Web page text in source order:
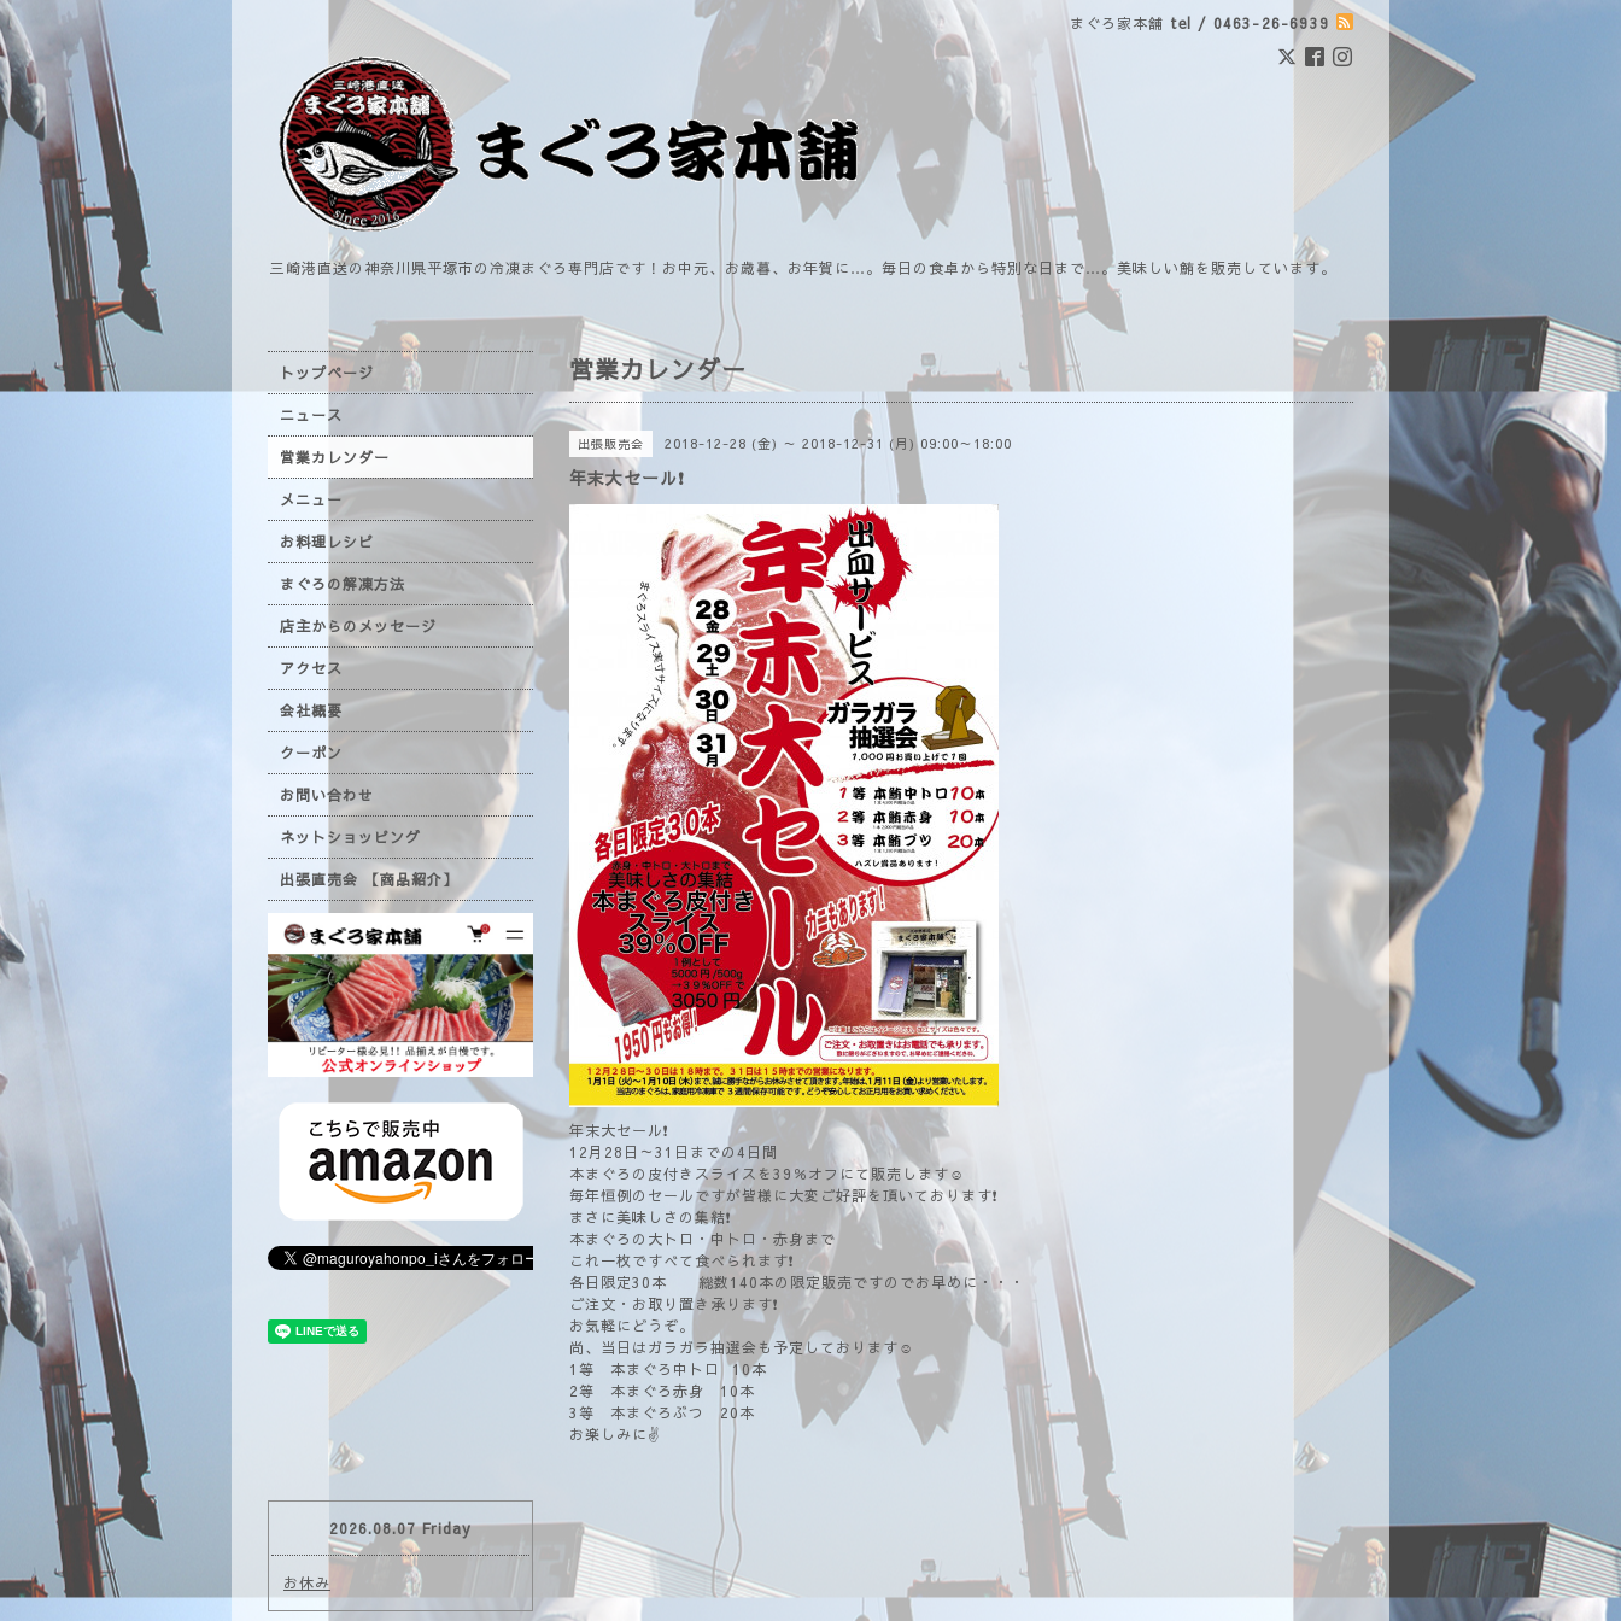
まぐろ家本舗 tel / 0463-26-6939
三崎港直送の神奈川県平塚市の冷凍まぐろ専門店です！お中元、お歳暮、お年賀に…。毎日の食卓から特別な日まで…。美味しい鮪を販売しています。
営業カレンダー
出張販売会 2018-12-28 (金) ～ 2018-12-31 (月) 09:00～18:00
年末大セール❗
年末大セール❗
12月28日～31日までの4日間
本まぐろの皮付きスライスを39％オフにて販売します☺️
毎年恒例のセールですが皆様に大変ご好評を頂いております❗
まさに美味しさの集結❗
本まぐろの大トロ・中トロ・赤身まで
これ一枚ですべて食べられます❗
各日限定30本 総数140本の限定販売ですのでお早めに・・・
ご注文・お取り置き承ります❗
お気軽にどうぞ。
尚、当日はガラガラ抽選会も予定しております☺️
1等 本まぐろ中トロ 10本
2等 本まぐろ赤身 10本
3等 本まぐろぶつ 20本
お楽しみに✌️
トップページ
ニュース
営業カレンダー
メニュー
お料理レシピ
まぐろの解凍方法
店主からのメッセージ
アクセス
会社概要
クーポン
お問い合わせ
ネットショッピング
出張直売会 【商品紹介】
2026.08.07 Friday
お休み